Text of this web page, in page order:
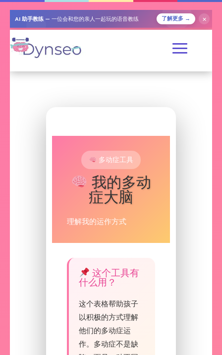
AI 助手教练 — 一位会和您的亲人一起玩的语音教练 了解更多 → ✕
多动症工具
我的多动
症大脑
理解我的运作方式
这个工具有
什么用？
这个表格帮助孩子
以积极的方式理解
他们的多动症运
作。多动症不是缺